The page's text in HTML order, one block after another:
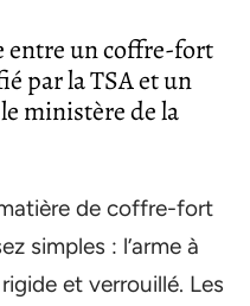
entre un coffre-fort
par la TSA et un
ministère de la
de coffre-fort
simples : l’arme à
et verrouillé. Les